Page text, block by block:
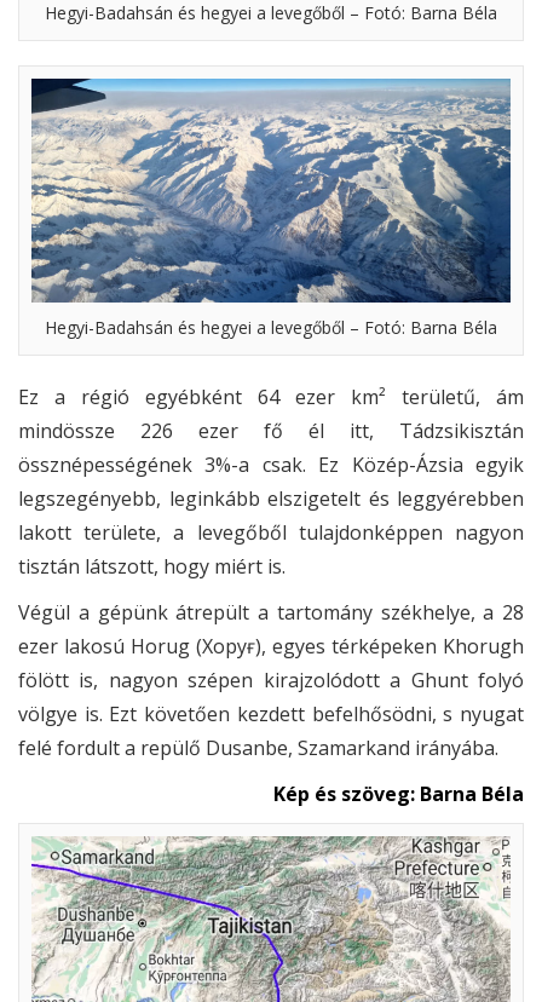
Hegyi-Badahsán és hegyei a levegőből – Fotó: Barna Béla
Hegyi-Badahsán és hegyei a levegőből – Fotó: Barna Béla
Ez a régió egyébként 64 ezer km² területű, ám
mindössze 226 ezer fő él itt, Tádzsikisztán
össznépességének 3%-a csak. Ez Közép-Ázsia egyik
legszegényebb, leginkább elszigetelt és leggyérebben
lakott területe, a levegőből tulajdonképpen nagyon
tisztán látszott, hogy miért is.
Végül a gépünk átrepült a tartomány székhelye, a 28
ezer lakosú Horug (Хоруғ), egyes térképeken Khorugh
fölött is, nagyon szépen kirajzolódott a Ghunt folyó
völgye is. Ezt követően kezdett befelhősödni, s nyugat
felé fordult a repülő Dusanbe, Szamarkand irányába.
Kép és szöveg: Barna Béla